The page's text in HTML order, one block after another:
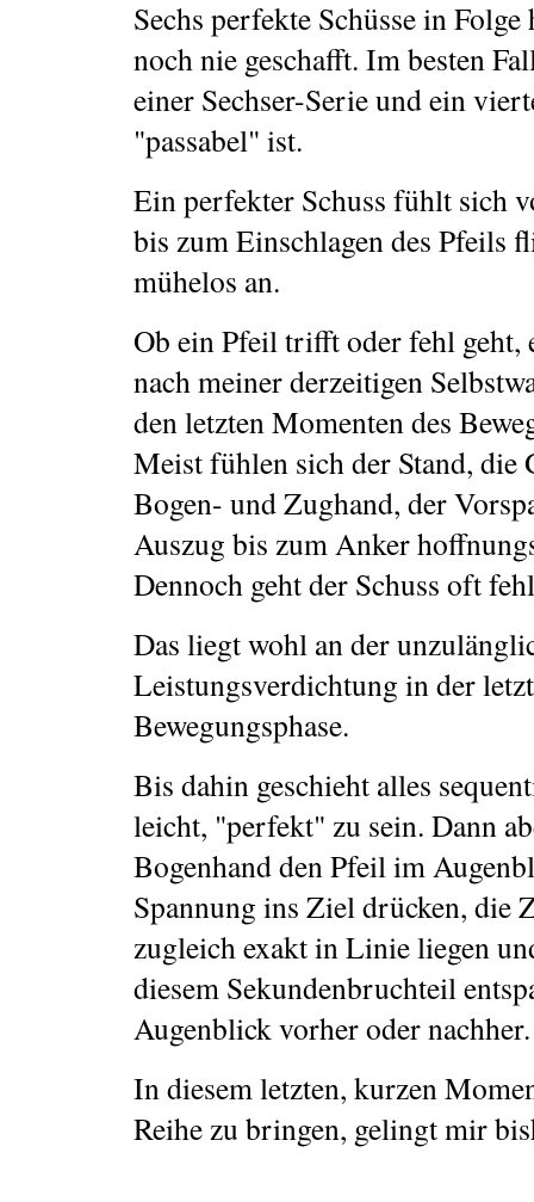
Sechs perfekte Schüsse in
noch nie geschafft. Im besten
einer Sechser-Serie und ein
"passabel" ist.
Ein perfekter Schuss fühlt sich
bis zum Einschlagen des Pfeils
mühelos an.
Ob ein Pfeil trifft oder fehl geht,
nach meiner derzeitigen
den letzten Momenten des
Meist fühlen sich der Stand, die
Bogen- und Zughand, der
Auszug bis zum Anker
Dennoch geht der Schuss oft
Das liegt wohl an der
Leistungsverdichtung in der
Bewegungsphase.
Bis dahin geschieht alles
leicht, "perfekt" zu sein. Dann
Bogenhand den Pfeil im
Spannung ins Ziel drücken, die
zugleich exakt in Linie liegen
diesem Sekundenbruchteil
Augenblick vorher oder nachher.
In diesem letzten, kurzen
Reihe zu bringen, gelingt mir